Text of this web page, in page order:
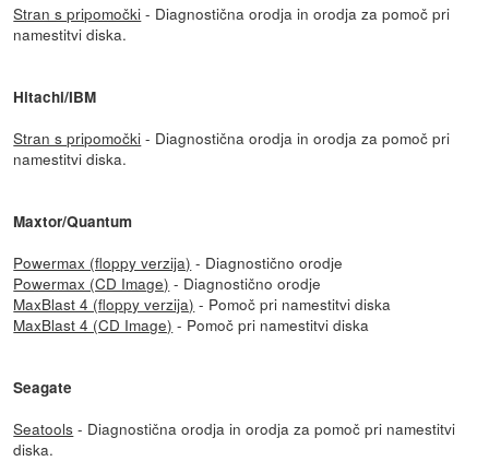
Stran s pripomočki - Diagnostična orodja in orodja za pomoč pri
namestitvi diska.
Hitachi/IBM
Stran s pripomočki - Diagnostična orodja in orodja za pomoč pri
namestitvi diska.
Maxtor/Quantum
Powermax (floppy verzija) - Diagnostično orodje
Powermax (CD Image) - Diagnostično orodje
MaxBlast 4 (floppy verzija) - Pomoč pri namestitvi diska
MaxBlast 4 (CD Image) - Pomoč pri namestitvi diska
Seagate
Seatools - Diagnostična orodja in orodja za pomoč pri namestitvi
diska.